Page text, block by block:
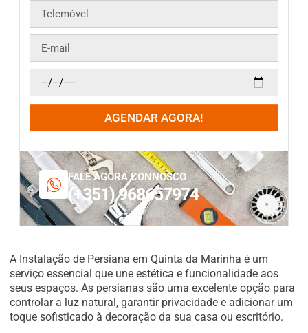
AGENDAR AGORA!
FALE AGORA CONNOSCO
(+351) 968657974
A Instalação de Persiana em Quinta da Marinha é um
serviço essencial que une estética e funcionalidade aos
seus espaços. As persianas são uma excelente opção para
controlar a luz natural, garantir privacidade e adicionar um
toque sofisticado à decoração da sua casa ou escritório.